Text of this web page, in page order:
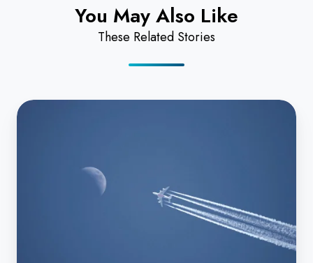
You May Also Like
These Related Stories
Programmatic